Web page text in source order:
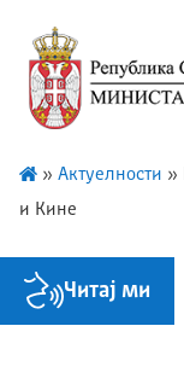
» Актуелности »
и Кине
Читај ми